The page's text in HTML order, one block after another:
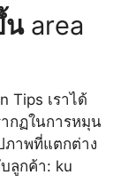
นarea
Tips เราได้
กฏในการหมุน
ภาพที่แตกต่าง
ลูกค้า: ku